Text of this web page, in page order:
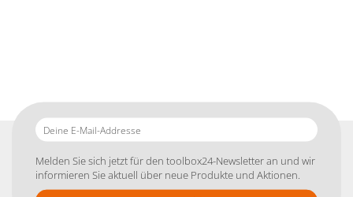
Deine
E-
Addresse
Melden Sie sich jetzt für den toolbox24-Newsletter an und wir
informieren Sie aktuell über neue Produkte und Aktionen.